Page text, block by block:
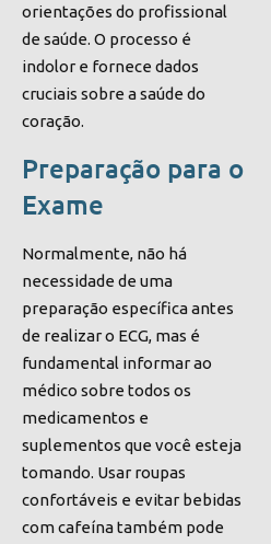
orientações do profissional
de saúde. O processo é
indolor e fornece dados
cruciais sobre a saúde do
coração.
Preparação para o
Exame
Normalmente, não há
necessidade de uma
preparação específica antes
de realizar o ECG, mas é
fundamental informar ao
médico sobre todos os
medicamentos e
suplementos que você esteja
tomando. Usar roupas
confortáveis e evitar bebidas
com cafeína também pode